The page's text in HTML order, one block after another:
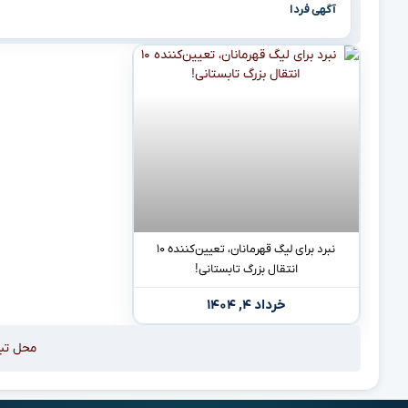
آگهی فردا
نبرد برای لیگ قهرمانان، تعیین‌کننده ۱۰
انتقال بزرگ تابستانی!
خرداد ۴, ۱۴۰۴
محل